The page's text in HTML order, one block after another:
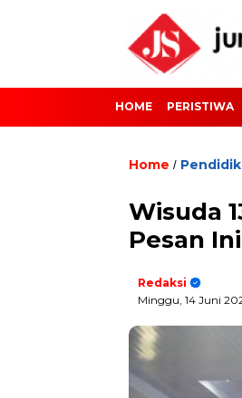
HOME PERISTIWA
Home /
Wisuda
Pesan
Redaksi
Minggu, 14 Juni